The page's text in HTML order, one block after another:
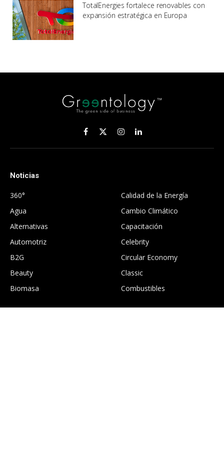
TotalEnergies fortalece renovables con
expansión estratégica en Europa
Facebook
X
(Twitter)
InstagramLinkedIn
Noticias
360°
Agua
Alternativas
Automotriz
B2G
Beauty
Biomasa
Calidad de la Energía
Cambio Climático
Capacitación
Celebrity
Circular Economy
Classic
Combustibles